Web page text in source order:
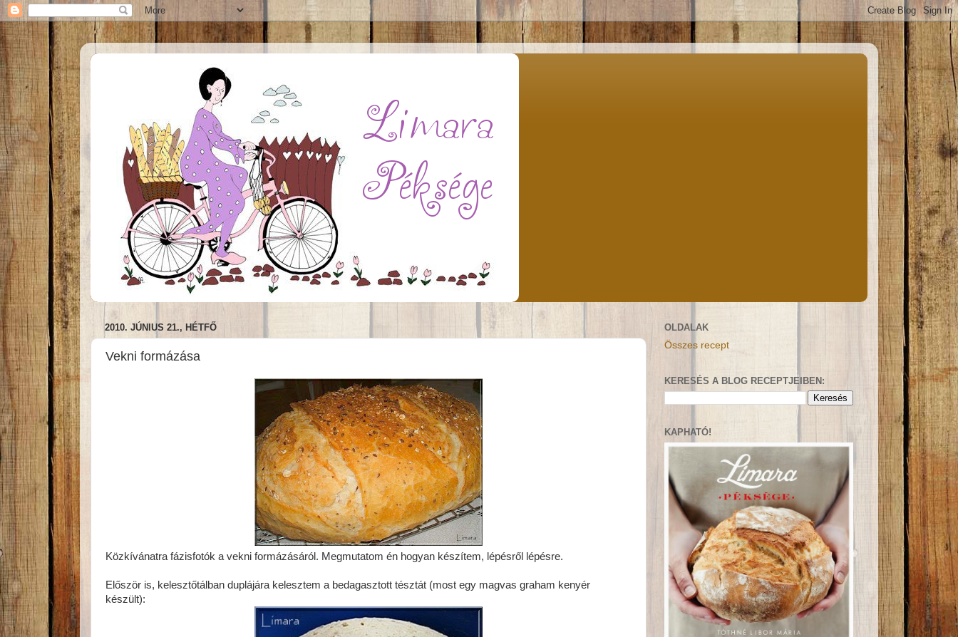
2010. JÚNIUS 21., HÉTFŐ
Vekni formázása
Közkívánatra fázisfotók a vekni formázásáról. Megmutatom én hogyan készítem, lépésről lépésre.
Először is, kelesztőtálban duplájára kelesztem a bedagasztott tésztát (most egy magvas graham kenyér
készült):
OLDALAK
Összes recept
KERESÉS A BLOG RECEPTJEIBEN:
KAPHATÓ!